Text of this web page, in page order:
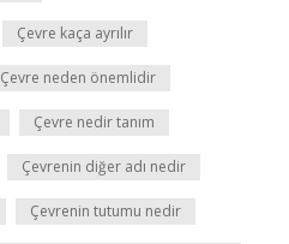
Çevre kaça ayrılır
Çevre neden önemlidir
Çevre nedir tanım
Çevrenin diğer adı nedir
Çevrenin tutumu nedir